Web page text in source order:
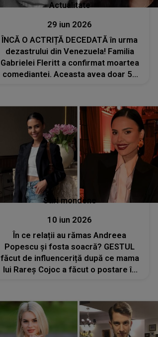
Actualitate
29 iun 2026
ÎNCĂ O ACTRIȚĂ DECEDATĂ în urma
dezastrului din Venezuela! Familia
Gabrielei Fleritt a confirmat moartea
comediantei. Aceasta avea doar 55
Stiri mondene
10 iun 2026
În ce relații au rămas Andreea
Popescu și fosta soacră? GESTUL
făcut de influenceriță după ce mama
lui Rareș Cojoc a făcut o postare în